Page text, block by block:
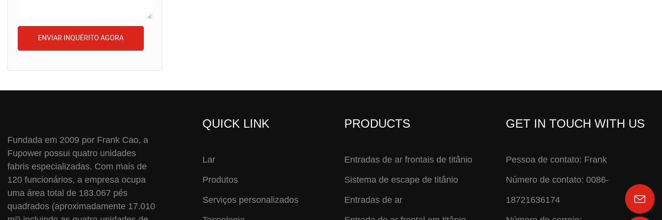
ENVIAR INQUÉRITO AGORA
Fundada em 2009 por Frank Cao, a
Fupower possui quatro unidades
fabris especializadas. Com mais de
120 funcionários, a empresa ocupa
uma área total de 183.067 pés
quadrados (aproximadamente 17.010
QUICK LINK
Lar
Produtos
Serviços personalizados
PRODUCTS
Entradas de ar frontais de titânio
Sistema de escape de titânio
Entradas de ar
GET IN TOUCH WITH US
Pessoa de contato: Frank
Número de contato: 0086-
18721636174